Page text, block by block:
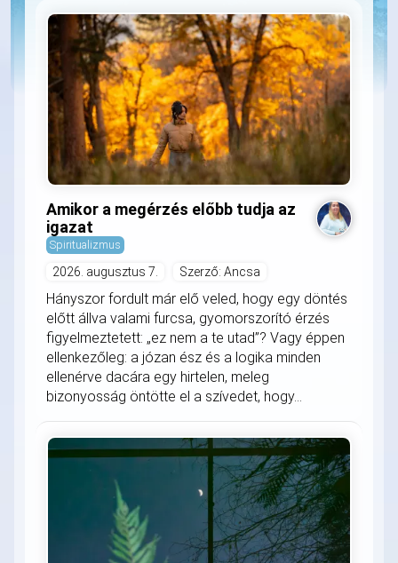
Amikor a megérzés előbb tudja az
igazat
Spiritualizmus
2026. augusztus 7. Szerző: Ancsa
Hányszor fordult már elő veled, hogy egy döntés
előtt állva valami furcsa, gyomorszorító érzés
figyelmeztetett: „ez nem a te utad”? Vagy éppen
ellenkezőleg: a józan ész és a logika minden
ellenérve dacára egy hirtelen, meleg
bizonyosság öntötte el a szívedet, hogy...